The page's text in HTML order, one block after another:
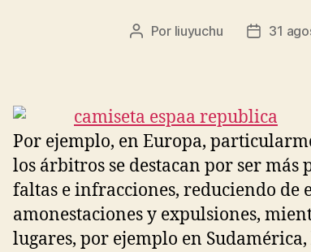
Autor
Por liuyuchu
Fecha
31
Por ejemplo, en Europa,
los árbitros se destacan por ser más
faltas e infracciones, reduciendo de
amonestaciones y expulsiones,
lugares, por ejemplo en